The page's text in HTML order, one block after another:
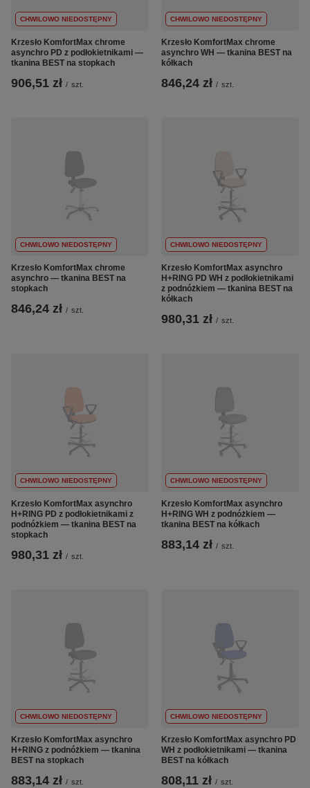
CHWILOWO NIEDOSTĘPNY
Krzesło KomfortMax chrome
asynchro PD z podłokietnikami —
tkanina BEST na stopkach
906,51 zł / szt.
CHWILOWO NIEDOSTĘPNY
Krzesło KomfortMax chrome
asynchro WH — tkanina BEST na
kółkach
846,24 zł / szt.
CHWILOWO NIEDOSTĘPNY
Krzesło KomfortMax chrome
asynchro — tkanina BEST na
stopkach
846,24 zł / szt.
CHWILOWO NIEDOSTĘPNY
Krzesło KomfortMax asynchro
H+RING PD WH z podłokietnikami
z podnóżkiem — tkanina BEST na
kółkach
980,31 zł / szt.
CHWILOWO NIEDOSTĘPNY
Krzesło KomfortMax asynchro
H+RING PD z podłokietnikami z
podnóżkiem — tkanina BEST na
stopkach
980,31 zł / szt.
CHWILOWO NIEDOSTĘPNY
Krzesło KomfortMax asynchro
H+RING WH z podnóżkiem —
tkanina BEST na kółkach
883,14 zł / szt.
CHWILOWO NIEDOSTĘPNY
Krzesło KomfortMax asynchro
H+RING z podnóżkiem — tkanina
BEST na stopkach
883,14 zł / szt.
CHWILOWO NIEDOSTĘPNY
Krzesło KomfortMax asynchro PD
WH z podłokietnikami — tkanina
BEST na kółkach
808,11 zł / szt.